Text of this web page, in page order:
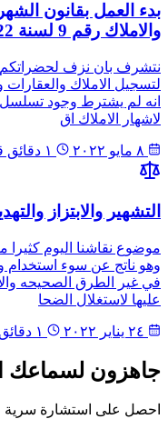
بدء العمل بقانون
والاملاك رقم 9 لسنة 2022
نتشرف بان نزف لحضراتكم
لتسجيل الاملاك
انه لم يشترط وجود تسلسل
لاشهار الاملاك اق
٨ مايو ٢٠٢٢ ١ دقائق قراءة
التشهير والابتزاز
موضوع نقاشنا اليوم كثيرا
وهو ناتج عن سوء استخدام
في غير الطرق الصحيحه
عليها لاستغلال الضحا
٢٤ يناير ٢٠٢٢ ١ دقائق قراءة
جاهزون لسماعك
احصل على استشارة سرية مع